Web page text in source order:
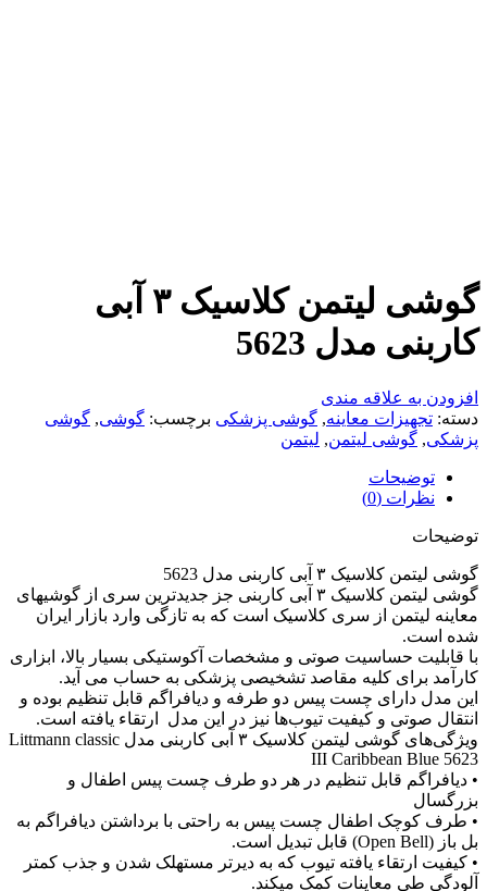
گوشی لیتمن کلاسیک ۳ آبی
کاربنی مدل 5623
افزودن به علاقه مندی
دسته: تجهیزات معاینه, گوشی پزشکی برچسب: گوشی, گوشی
پزشکی, گوشی لیتمن, لیتمن
توضیحات
نظرات (0)
توضیحات
گوشی لیتمن کلاسیک ۳ آبی کاربنی مدل 5623
گوشی لیتمن کلاسیک ۳ آبی کاربنی جز جدیدترین سری از گوشیهای
معاینه لیتمن از سری کلاسیک است که به تازگی وارد بازار ایران
شده است.
با قابلیت حساسیت صوتی و مشخصات آکوستیکی بسیار بالا، ابزاری
کارآمد برای کلیه مقاصد تشخیصی پزشکی به حساب می آید.
این مدل دارای چست پیس دو طرفه و دیافراگم قابل تنظیم بوده و
انتقال صوتی و کیفیت تیوب‌ها نیز در این مدل ارتقاء یافته است.
ویژگی‌های گوشی لیتمن کلاسیک ۳ آبی کاربنی مدل Littmann classic
III Caribbean Blue 5623
• دیافراگم قابل تنظیم در هر دو طرف چست پیس اطفال و
بزرگسال
• طرف کوچک اطفال چست پیس به راحتی با برداشتن دیافراگم به
بل باز (Open Bell) قابل تبدیل است.
• کیفیت ارتقاء یافته تیوب که به دیرتر مستهلک شدن و جذب کمتر
آلودگی طی معاینات کمک میکند.